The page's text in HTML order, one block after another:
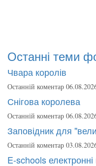
Останні теми
Чвара королів
Останній коментар
Снігова королева
Останній коментар
Заповідник для
Останній коментар
E-schools